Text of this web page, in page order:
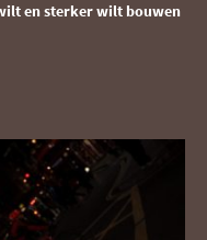
en sterker wilt bouwen